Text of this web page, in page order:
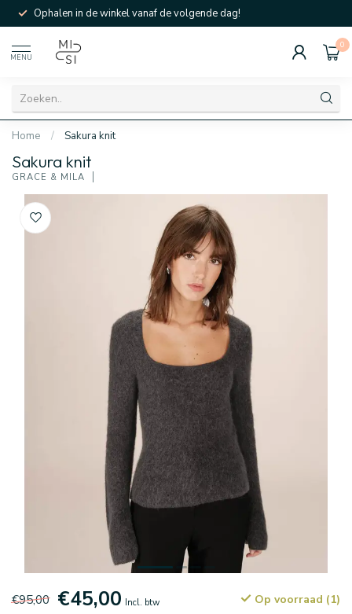
Ophalen in de winkel vanaf de volgende dag!
MENU
0
Home / Sakura knit
Sakura knit
GRACE & MILA
€95,00 €45,00 Incl. btw Op voorraad (1)